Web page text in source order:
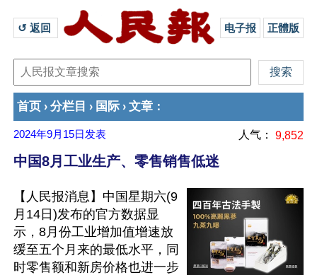
↺ 返回 电子报 正體版
首页 › 分栏目 › 国际 › 文章 ：
2024年9月15日 发表 人气： 9,852
中国8月工业生产、零售销售低迷
【人民报消息】中国星期六(9
月14日)发布的官方数据显
示，8月份工业增加值增速放
缓至五个月来的最低水平，同
时零售额和新房价格也进一步